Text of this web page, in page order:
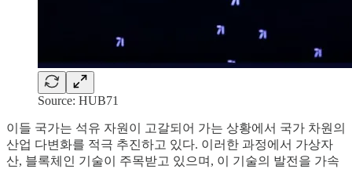
Source: HUB71
이들 국가는 석유 자원이 고갈되어 가는 상황에서 국가 차원의
산업 다변화를 적극 추진하고 있다. 이러한 과정에서 가상자
산, 블록체인 기술이 주목받고 있으며, 이 기술의 발전을 가속